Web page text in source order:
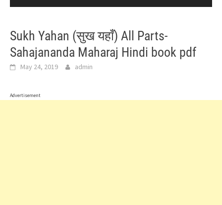
Sukh Yahan (सुख यहाँ) All Parts-
Sahajananda Maharaj Hindi book pdf
May 24, 2019 admin
Advertisement